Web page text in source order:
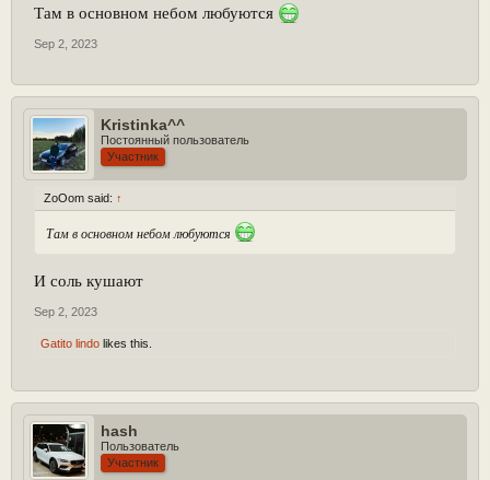
Там в основном небом любуются
Sep 2, 2023
Kristinka^^
Постоянный пользователь
Участник
ZoOom said: ↑
Там в основном небом любуются
И соль кушают
Sep 2, 2023
Gatito lindo likes this.
hash
Пользователь
Участник